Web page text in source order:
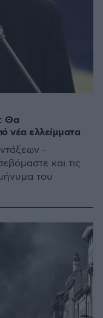
Θα
νέα ελλείμματα
-
και τις
του